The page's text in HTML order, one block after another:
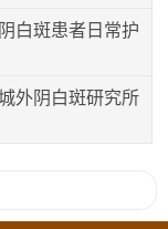
白斑患者日常护
外阴白斑研究所